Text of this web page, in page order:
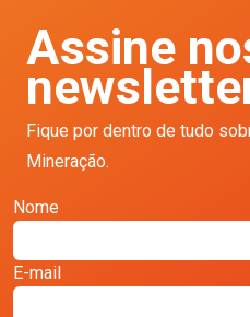
Assine
Fique por dentro de tudo
Mineração.
Nome
E-mail